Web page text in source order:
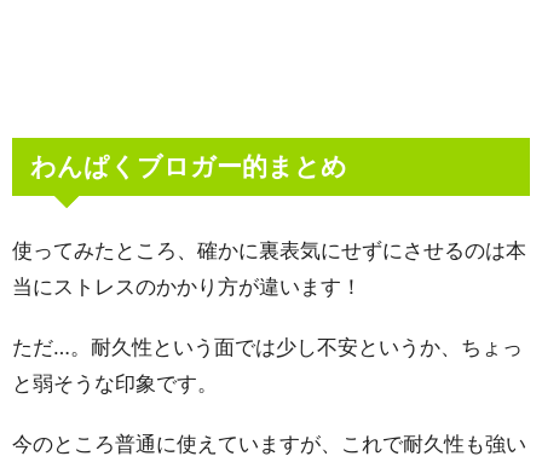
わんぱくブロガー的まとめ
使ってみたところ、確かに裏表気にせずにさせるのは本
当にストレスのかかり方が違います！
ただ…。耐久性という面では少し不安というか、ちょっ
と弱そうな印象です。
今のところ普通に使えていますが、これで耐久性も強い